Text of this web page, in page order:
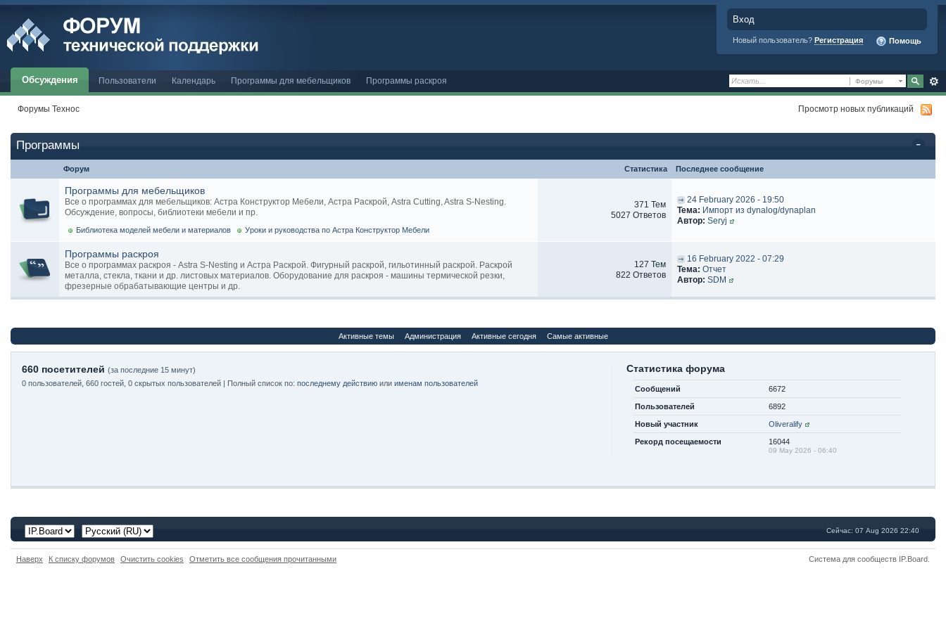
Вход
Новый пользователь? Регистрация Помощь
Форумы
Обсуждения Пользователи Календарь Программы для мебельщиков Программы раскроя
Форумы Технос Просмотр новых публикаций
Программы
Форум Статистика Последнее сообщение
Программы для мебельщиков
Все о программах для мебельщиков: Астра Конструктор Мебели, Астра Раскрой, Astra Cutting, Astra S-Nesting.
Обсуждение, вопросы, библиотеки мебели и пр.
Библиотека моделей мебели и материалов Уроки и руководства по Астра Конструктор Мебели
371 Тем
5027 Ответов
24 February 2026 - 19:50
Тема: Импорт из dynalog/dynaplan
Автор: Seryj
Программы раскроя
Все о программах раскроя - Astra S-Nesting и Астра Раскрой. Фигурный раскрой, гильотинный раскрой. Раскрой
металла, стекла, ткани и др. листовых материалов. Оборудование для раскроя - машины термической резки,
фрезерные обрабатывающие центры и др.
127 Тем
822 Ответов
16 February 2022 - 07:29
Тема: Отчет
Автор: SDM
Активные темы Администрация Активные сегодня Самые активные
Статистика форума
Сообщений 6672
Пользователей 6892
Новый участник Oliveralify
Рекорд посещаемости 16044
09 May 2026 - 06:40
660 посетителей (за последние 15 минут)
0 пользователей, 660 гостей, 0 скрытых пользователей | Полный список по: последнему действию или именам пользователей
Сейчас: 07 Aug 2026 22:40
Наверх К списку форумов Очистить cookies Отметить все сообщения прочитанными Система для сообществ IP.Board